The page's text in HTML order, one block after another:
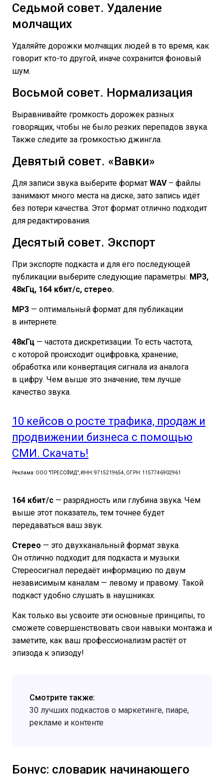
Седьмой совет. Удаление
молчащих
Удаляйте дорожки молчащих людей в то время, как
говорит кто-то другой, иначе сохранится фоновый
шум.
Восьмой совет. Нормализация
Выравнивайте громкость дорожек разных
говорящих, чтобы не было резких перепадов звука.
Также следите за громкостью джингла.
Девятый совет. «Вавки»
Для записи звука выберите формат WAV – файлы
занимают много места на диске, зато запись идёт
без потери качества. Этот формат отлично подходит
для редактирования.
Десятый совет. Экспорт
При экспорте подкаста и для его последующей
публикации выберите следующие параметры: MP3,
48кГц, 164 кбит/с, стерео.
MP3 — оптимальный формат для публикации
в интернете.
48кГц — частота дискретизации. То есть частота,
с которой происходит оцифровка, хранение,
обработка или конвертация сигнала из аналога
в цифру. Чем выше это значение, тем лучше
качество звука.
10 кейсов о росте трафика, продаж и
продвижении бизнеса с помощью
СМИ. Скачать!
Реклама: ООО "ПРЕССФИД", ИНН: 9715219654, ОГРН: 1157746902961
164 кбит/с — разрядность или глубина звука. Чем
выше этот показатель, тем точнее будет
передаваться ваш звук.
Стерео — это двухканальный формат звука.
Он отлично подходит для подкаста и музыки.
Стереосигнал передаёт информацию по двум
независимым каналам — левому и правому. Такой
подкаст удобно слушать в наушниках.
Как только вы усвоите эти основные принципы, то
сможете совершенствовать свои навыки монтажа и
заметите, как ваш профессионализм растёт от
эпизода к эпизоду!
Смотрите также:
30 лучших подкастов о маркетинге, пиаре,
рекламе и контенте
Бонус: словарик начинающего